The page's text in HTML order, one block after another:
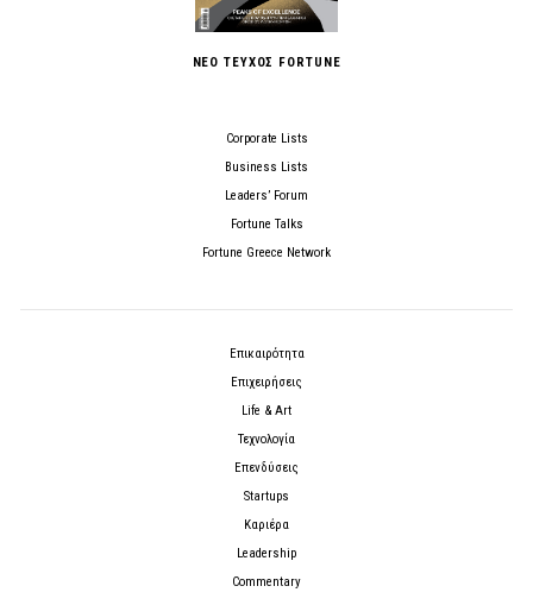
ΝΕΟ ΤΕΥΧΟΣ FORTUNE
Corporate Lists
Business Lists
Leaders’ Forum
Fortune Talks
Fortune Greece Network
Επικαιρότητα
Επιχειρήσεις
Life & Art
Τεχνολογία
Επενδύσεις
Startups
Καριέρα
Leadership
Commentary